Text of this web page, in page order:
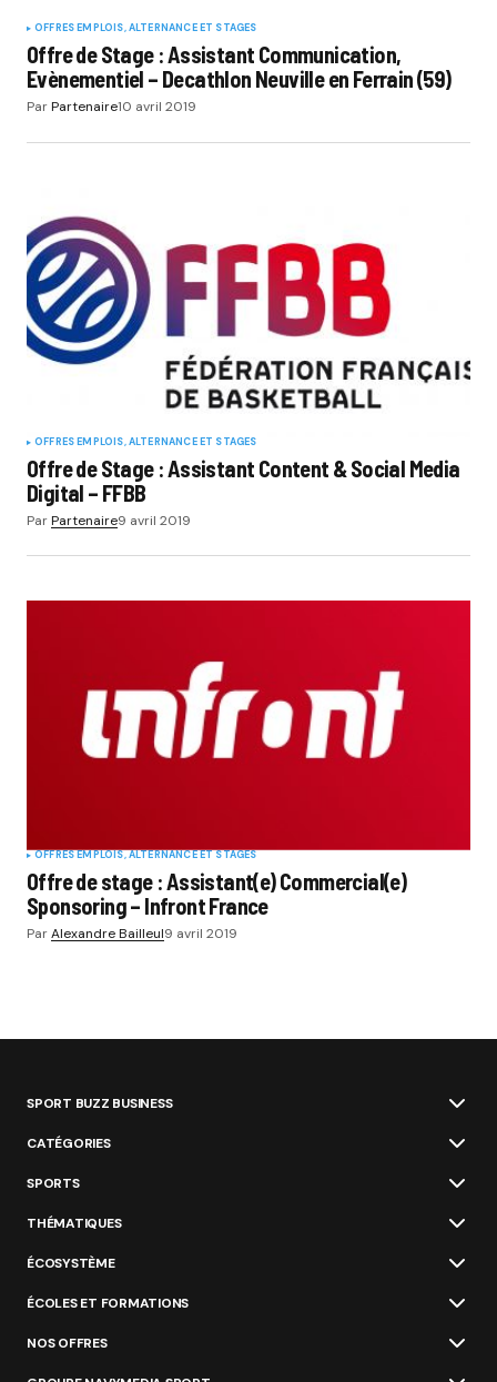
OFFRES EMPLOIS, ALTERNANCE ET STAGES
Offre de Stage : Assistant Communication,
Evènementiel – Decathlon Neuville en Ferrain (59)
ParPartenaire10 avril 2019
OFFRES EMPLOIS, ALTERNANCE ET STAGES
Offre de Stage : Assistant Content & Social Media
Digital – FFBB
ParPartenaire9 avril 2019
OFFRES EMPLOIS, ALTERNANCE ET STAGES
Offre de stage : Assistant(e) Commercial(e)
Sponsoring – Infront France
ParAlexandre Bailleul9 avril 2019
SPORT BUZZ BUSINESS
CATÉGORIES
SPORTS
THÉMATIQUES
ÉCOSYSTÈME
ÉCOLES ET FORMATIONS
NOS OFFRES